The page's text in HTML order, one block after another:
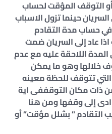
التوقف المؤقت لحساب
حينما تزول الاسباب
حساب مدة التقادم
عاد إلى السريان ضمت
اللاحقة عليه مع عدم
خلالها وهو ما يمكن
تتوقف للحظة معينه
ذات مكان التوقففى اية
إلى وقفها ومن هنا
التقادم ” بشلل مؤقت” أو